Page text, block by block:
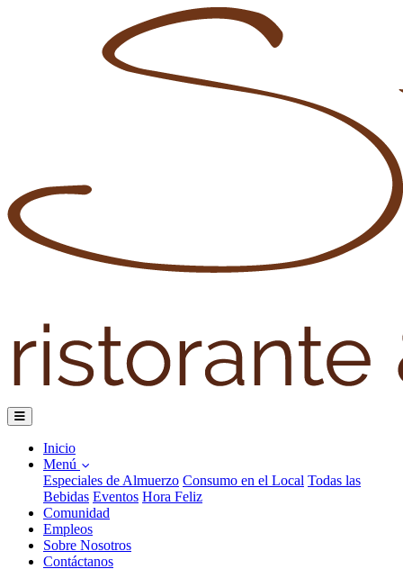
Inicio
Menú
Especiales de Almuerzo Consumo en el Local Todas las
Bebidas Eventos Hora Feliz
Comunidad
Empleos
Sobre Nosotros
Contáctanos